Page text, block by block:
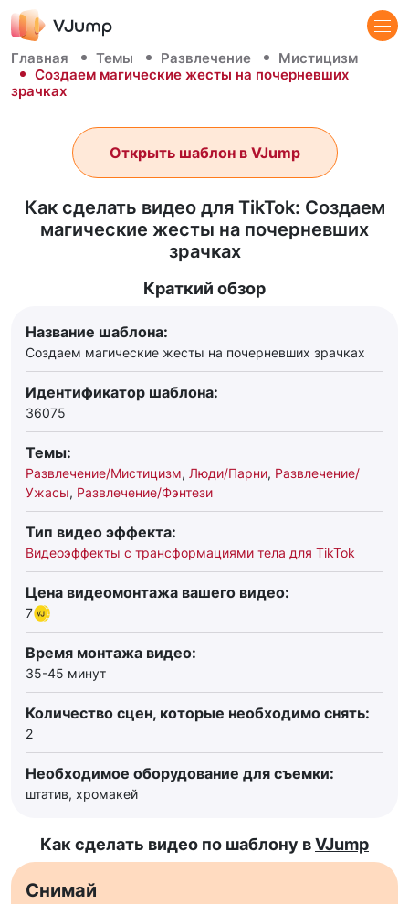
Главная Темы Развлечение
Мистицизм
Создаем магические жесты на почерневших
зрачках
Как сделать видео для TikTok: Создаем
магические жесты на почерневших
зрачках
Открыть шаблон в VJump
Краткий обзор
Название шаблона:
Создаем магические жесты на почерневших зрачках
Идентификатор шаблона:
36075
Темы:
Развлечение/Мистицизм, Люди/Парни, Развлечение/
Ужасы, Развлечение/Фэнтези
Тип видео эффекта:
Видеоэффекты с трансформациями тела для TikTok
Цена видеомонтажа вашего видео:
7
Время монтажа видео:
35-45 минут
Количество сцен, которые необходимо снять:
2
Необходимое оборудование для съемки:
штатив, хромакей
Как сделать видео по шаблону вVJump
Снимай